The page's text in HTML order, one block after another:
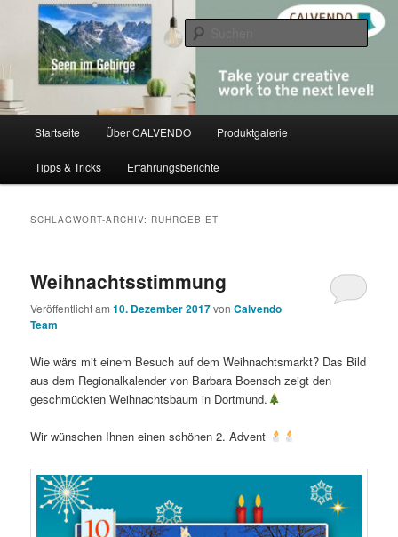
primären
springen
sekundären
springenCALVENDO
share creativity
Startseite Über CALVENDO Produktgalerie
Tipps & Tricks Erfahrungsberichte
SCHLAGWORT-ARCHIV: RUHRGEBIET
Weihnachtsstimmung
Veröffentlicht am10. Dezember 2017vonCalvendo
Team
Wie wärs mit einem Besuch auf dem Weihnachtsmarkt? Das Bild
aus dem Regionalkalender von Barbara Boensch zeigt den
geschmückten Weihnachtsbaum in Dortmund.
Wir wünschen Ihnen einen schönen 2. Advent